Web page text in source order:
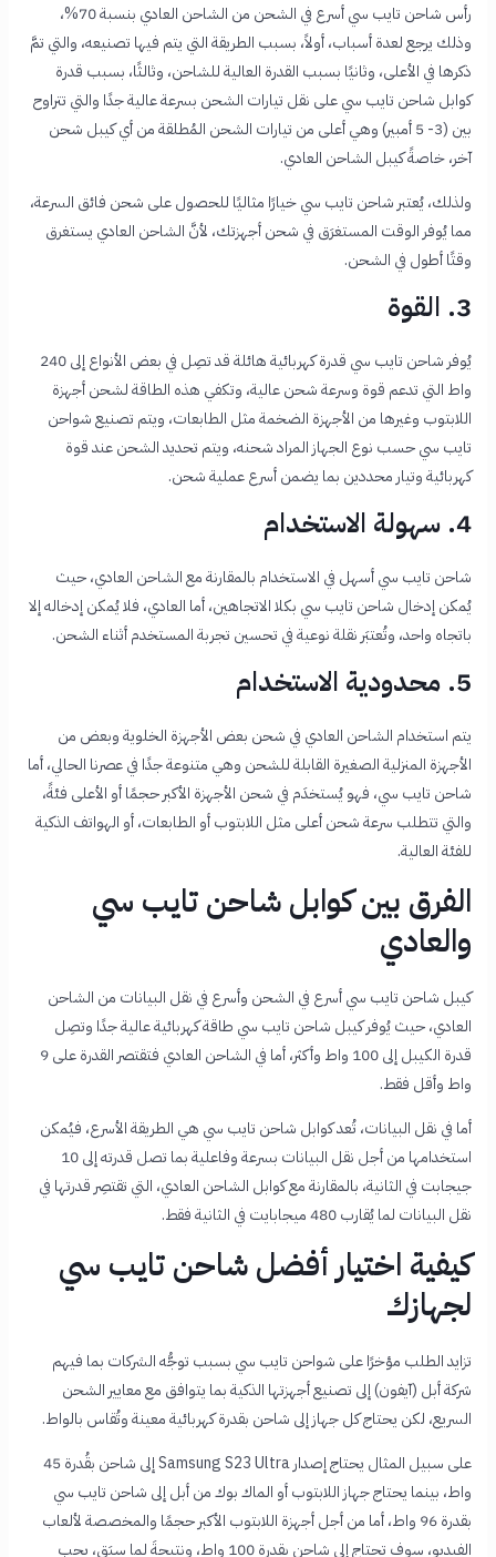
رأس شاحن تايب سي أسرع في الشحن من الشاحن العادي بنسبة 70%،
وذلك يرجع لعدة أسباب، أولاً، بسبب الطريقة التي يتم فيها تصنيعه، والتي تمَّ
ذكرها في الأعلى، وثانيًا بسبب القدرة العالية للشاحن، وثالثًا، بسبب قدرة
كوابل شاحن تايب سي على نقل تيارات الشحن بسرعة عالية جدًا والتي تتراوح
بين (3- 5 أمبير) وهي أعلى من تيارات الشحن المُطلقة من أي كيبل شحن
آخر، خاصةً كيبل الشاحن العادي.
ولذلك، يُعتبر شاحن تايب سي خيارًا مثاليًا للحصول على شحن فائق السرعة،
مما يُوفر الوقت المستغرَق في شحن أجهزتك، لأنَّ الشاحن العادي يستغرق
وقتًا أطول في الشحن.
3. القوة
يُوفر شاحن تايب سي قدرة كهربائية هائلة قد تصِل في بعض الأنواع إلى 240
واط التي تدعم قوة وسرعة شحن عالية، وتكفي هذه الطاقة لشحن أجهزة
اللابتوب وغيرها من الأجهزة الضخمة مثل الطابعات، ويتم تصنيع شواحن
تايب سي حسب نوع الجهاز المراد شحنه، ويتم تحديد الشحن عند قوة
كهربائية وتيار محددين بما يضمن أسرع عملية شحن.
4. سهولة الاستخدام
شاحن تايب سي أسهل في الاستخدام بالمقارنة مع الشاحن العادي، حيث
يُمكن إدخال شاحن تايب سي بكلا الاتجاهين، أما العادي، فلا يُمكن إدخاله إلا
باتجاه واحد، وتُعتبَر نقلة نوعية في تحسين تجربة المستخدم أثناء الشحن.
5. محدودية الاستخدام
يتم استخدام الشاحن العادي في شحن بعض الأجهزة الخلوية وبعض من
الأجهزة المنزلية الصغيرة القابلة للشحن وهي متنوعة جدًا في عصرنا الحالي، أما
شاحن تايب سي، فهو يُستخدَم في شحن الأجهزة الأكبر حجمًا أو الأعلى فئةً،
والتي تتطلب سرعة شحن أعلى مثل اللابتوب أو الطابعات، أو الهواتف الذكية
للفئة العالية.
الفرق بين كوابل شاحن تايب سي
والعادي
كيبل شاحن تايب سي أسرع في الشحن وأسرع في نقل البيانات من الشاحن
العادي، حيث يُوفر كيبل شاحن تايب سي طاقة كهربائية عالية جدًا وتصِل
قدرة الكيبل إلى 100 واط وأكثر، أما في الشاحن العادي فتقتصر القدرة على 9
واط وأقل فقط.
أما في نقل البيانات، تُعد كوابل شاحن تايب سي هي الطريقة الأسرع، فيُمكن
استخدامها من أجل نقل البيانات بسرعة وفاعلية بما تصل قدرته إلى 10
جيجابت في الثانية، بالمقارنة مع كوابل الشاحن العادي، التي تقتصِر قدرتها في
نقل البيانات لما يُقارب 480 ميجابايت في الثانية فقط.
كيفية اختيار أفضل شاحن تايب سي
لجهازك
تزايد الطلب مؤخرًا على شواحن تايب سي بسبب توجُّه الشركات بما فيهم
شركة أبل (آيفون) إلى تصنيع أجهزتها الذكية بما يتوافق مع معايير الشحن
السريع، لكن يحتاج كل جهاز إلى شاحن بقدرة كهربائية معينة وتُقاس بالواط.
على سبيل المثال يحتاج إصدار Samsung S23 Ultra إلى شاحن بقُدرة 45
واط، بينما يحتاج جهاز اللابتوب أو الماك بوك من أبل إلى شاحن تايب سي
بقدرة 96 واط، أما من أجل أجهزة اللابتوب الأكبر حجمًا والمخصصة لألعاب
الفيديو، سوف تحتاج إلى شاحن بقدرة 100 واط، ونتيجةَ لما سبَق، يجِب